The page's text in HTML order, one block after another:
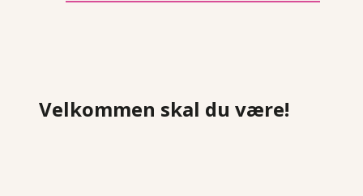
Velkommen skal du være!